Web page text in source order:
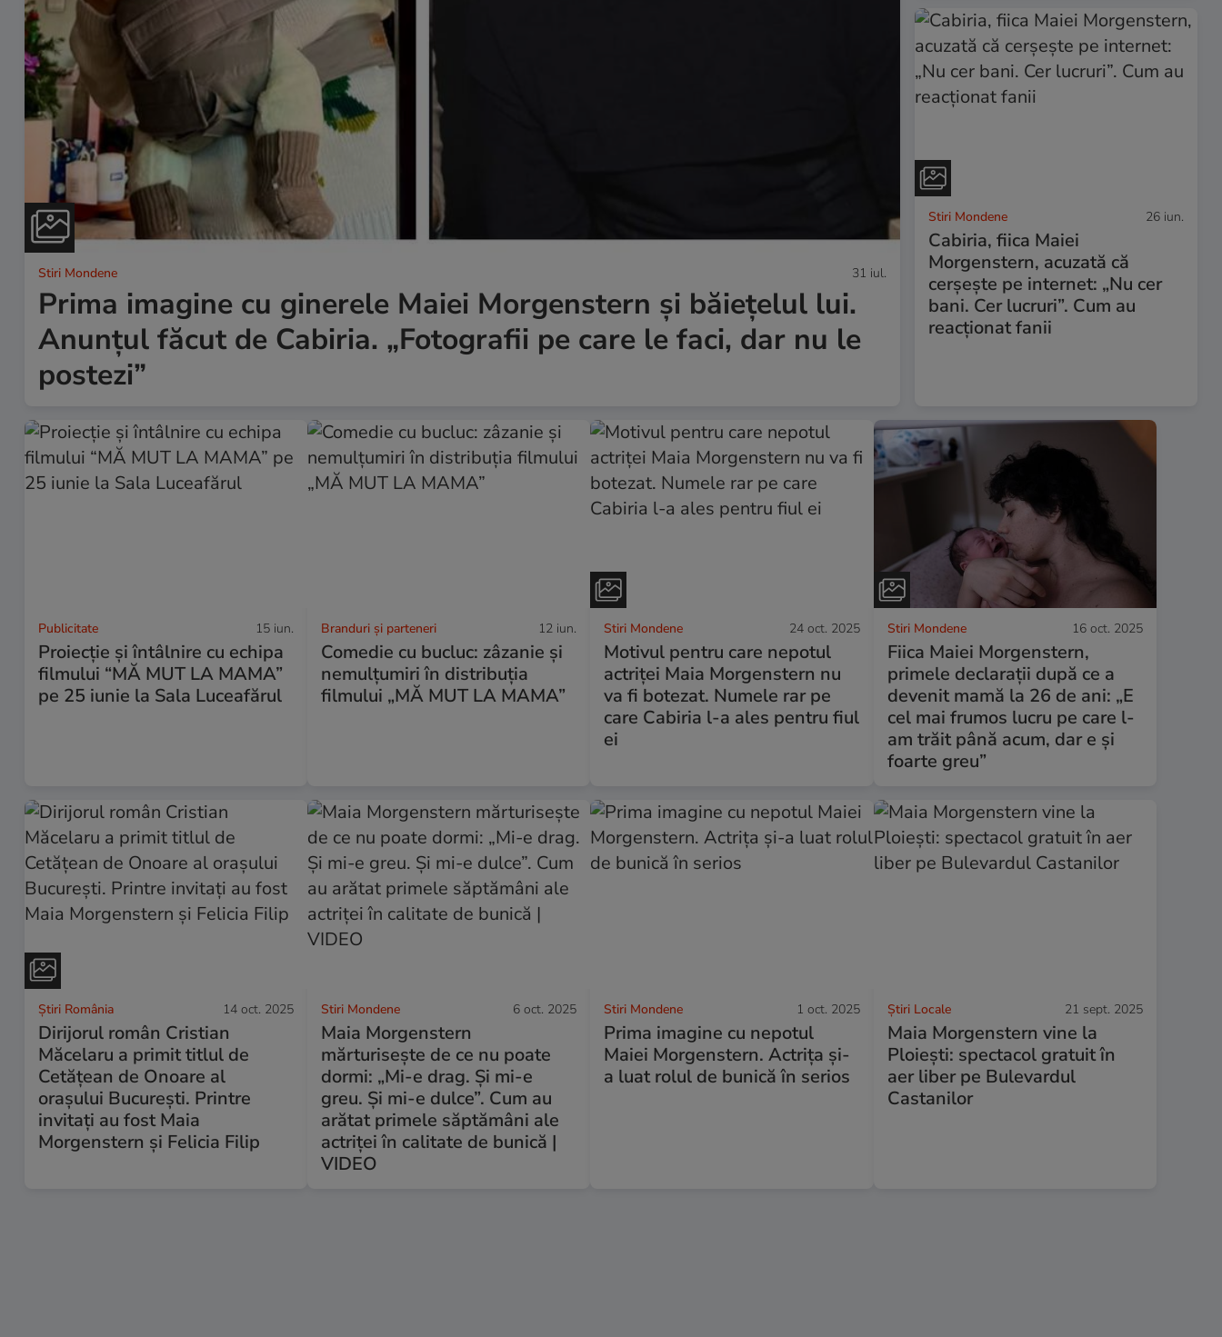
Stiri Mondene 31 iul.
Prima imagine cu ginerele Maiei Morgenstern și băiețelul lui.
Anunțul făcut de Cabiria. „Fotografii pe care le faci, dar nu le
postezi”
Stiri Mondene 26 iun.
Cabiria, fiica Maiei
Morgenstern, acuzată că
cerșește pe internet: „Nu cer
bani. Cer lucruri”. Cum au
reacționat fanii
Publicitate 15 iun.
Proiecţie şi întâlnire cu echipa
filmului “MĂ MUT LA MAMA”
pe 25 iunie la Sala Luceafărul
Branduri și parteneri 12 iun.
Comedie cu bucluc: zâzanie şi
nemulţumiri în distribuţia
filmului „MĂ MUT LA MAMA”
Stiri Mondene 24 oct. 2025
Motivul pentru care nepotul
actriței Maia Morgenstern nu
va fi botezat. Numele rar pe
care Cabiria l-a ales pentru fiul
ei
Stiri Mondene 16 oct. 2025
Fiica Maiei Morgenstern,
primele declarații după ce a
devenit mamă la 26 de ani: „E
cel mai frumos lucru pe care l-
am trăit până acum, dar e și
foarte greu”
Știri România 14 oct. 2025
Dirijorul român Cristian
Măcelaru a primit titlul de
Cetățean de Onoare al
orașului București. Printre
invitați au fost Maia
Morgenstern și Felicia Filip
Stiri Mondene 6 oct. 2025
Maia Morgenstern
mărturisește de ce nu poate
dormi: „Mi-e drag. Și mi-e
greu. Și mi-e dulce”. Cum au
arătat primele săptămâni ale
actriței în calitate de bunică |
VIDEO
Stiri Mondene 1 oct. 2025
Prima imagine cu nepotul
Maiei Morgenstern. Actrița și-
a luat rolul de bunică în serios
Știri Locale 21 sept. 2025
Maia Morgenstern vine la
Ploiești: spectacol gratuit în
aer liber pe Bulevardul
Castanilor